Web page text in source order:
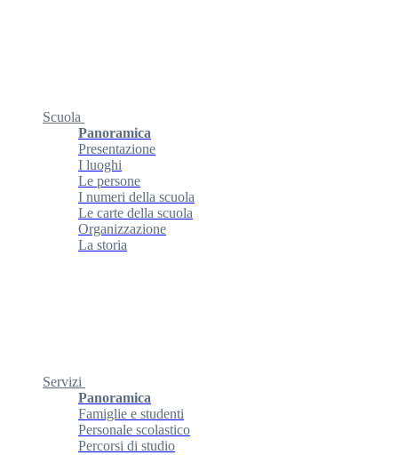
Scuola
Panoramica
Presentazione
I luoghi
Le persone
I numeri della scuola
Le carte della scuola
Organizzazione
La storia
Servizi
Panoramica
Famiglie e studenti
Personale scolastico
Percorsi di studio